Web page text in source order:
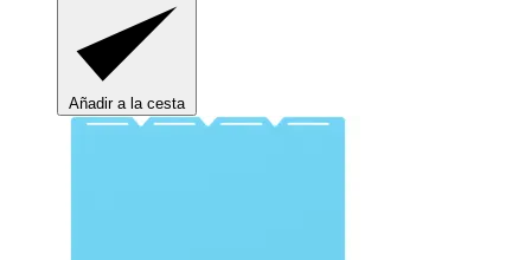
Añadir a la cesta